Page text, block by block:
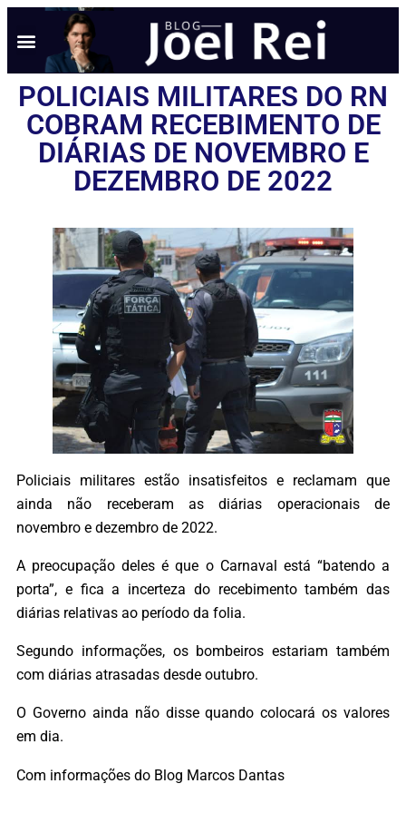
POLICIAIS MILITARES DO RN
COBRAM RECEBIMENTO DE
DIÁRIAS DE NOVEMBRO E
DEZEMBRO DE 2022
Policiais militares estão insatisfeitos e reclamam que
ainda não receberam as diárias operacionais de
novembro e dezembro de 2022.
A preocupação deles é que o Carnaval está “batendo a
porta”, e fica a incerteza do recebimento também das
diárias relativas ao período da folia.
Segundo informações, os bombeiros estariam também
com diárias atrasadas desde outubro.
O Governo ainda não disse quando colocará os valores
em dia.
Com informações do Blog Marcos Dantas